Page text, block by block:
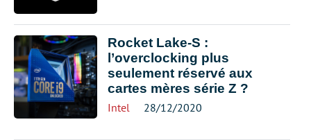
Rocket Lake-S :
l’overclocking plus
seulement réservé aux
cartes mères série Z ?
Intel 28/12/2020